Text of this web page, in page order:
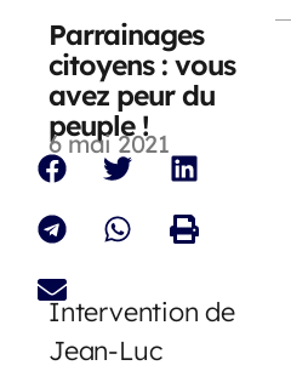
Parrainages
citoyens : vous
avez peur du
peuple !
6 mai 2021
Intervention de
Jean-Luc